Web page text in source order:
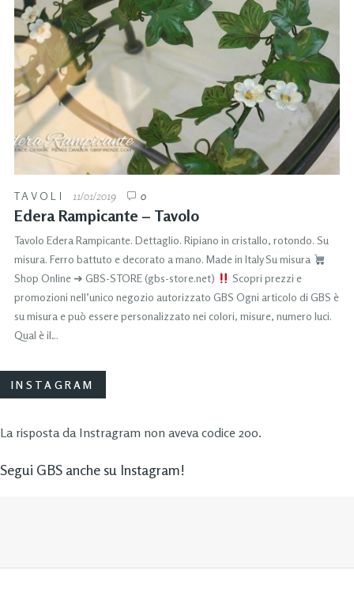
TAVOLI 11/01/2019 0
Edera Rampicante – Tavolo
Tavolo Edera Rampicante. Dettaglio. Ripiano in cristallo, rotondo. Su
misura. Ferro battuto e decorato a mano. Made in Italy Su misura
Shop Online ➜ GBS-STORE (gbs-store.net)
Scopri prezzi e
promozioni nell’unico negozio autorizzato GBS Ogni articolo di GBS è
su misura e può essere personalizzato nei colori, misure, numero luci.
Qual è il…
INSTAGRAM
La risposta da Instragram non aveva codice 200.
Segui GBS anche su Instagram!